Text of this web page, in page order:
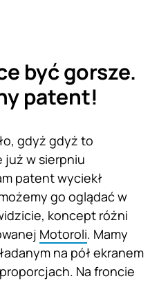
być gorsze.
patent!
gdyż gdyż to
już w sierpniu
patent wyciekł
go oglądać w
koncept różni
Motoroli. Mamy
na pół ekranem
Na froncie